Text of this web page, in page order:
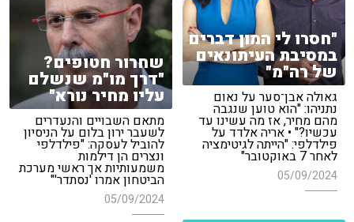
"חסרו לי המון דברים
במסיבת העיתונאים
של רה"מ"
גאולה אבן־סער על נאום
נתניהו: "הוא טוען שנגבה
מהם מחיר, אז מה עשינו עד
עכשיו?" • אריה אלדד על
פילדלפי: "הייתה לגיטימציה
לאחר 7 באוקטובר"
05/09/2024
שחרור חטופים?
"דרך מו"מ שנשלם
עליו מחיר נורא"
מתאם השבויים והנעדרים
לשעבר ירון בלום על הניסיון
להוביל לעסקה: "פילדלפי
ונצרים הן דילמות
משמעותיות אך ראשי מערכת
הביטחון אמרו 'נסתדר'"
05/09/2024